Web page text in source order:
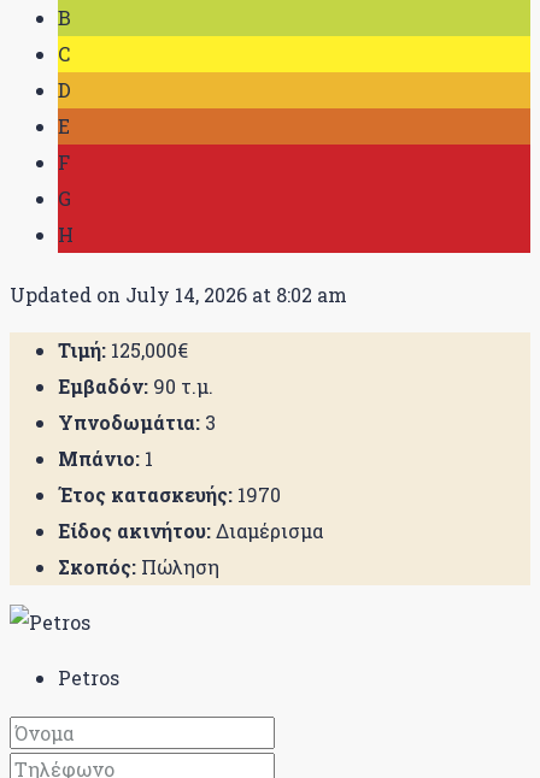
B
C
D
E
F
G
H
Updated on July 14, 2026 at 8:02 am
Τιμή: 125,000€
Εμβαδόν: 90 τ.μ.
Υπνοδωμάτια: 3
Μπάνιο: 1
Έτος κατασκευής: 1970
Είδος ακινήτου:Διαμέρισμα
Σκοπός: Πώληση
Petros